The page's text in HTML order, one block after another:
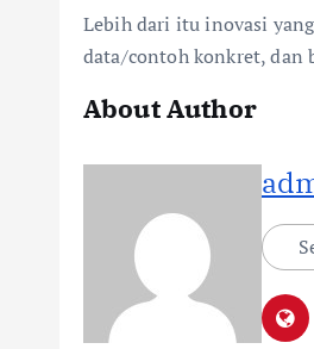
Lebih dari itu inovasi
data/contoh konkret, dan
About Author